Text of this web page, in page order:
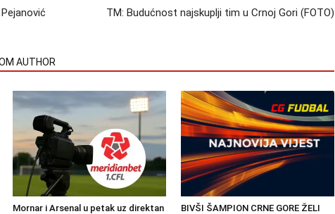
TM: Budućnost najskuplji tim u Crnoj Gori (FOTO)
AUTHOR
Mornar i Arsenal u petak uz direktan
BIVŠI ŠAMPION CRNE GORE ŽELI